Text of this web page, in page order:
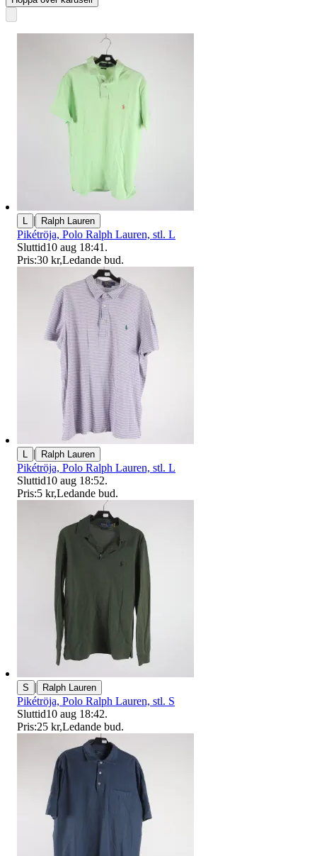
L | Ralph Lauren
Pikétröja, Polo Ralph Lauren, stl. L
Sluttid10 aug 18:41 .
Pris:30 kr,Ledande bud.
L | Ralph Lauren
Pikétröja, Polo Ralph Lauren, stl. L
Sluttid10 aug 18:52.
Pris:5 kr,Ledande bud.
S | Ralph Lauren
Pikétröja, Polo Ralph Lauren, stl. S
Sluttid10 aug 18:42.
Pris:25 kr,Ledande bud.